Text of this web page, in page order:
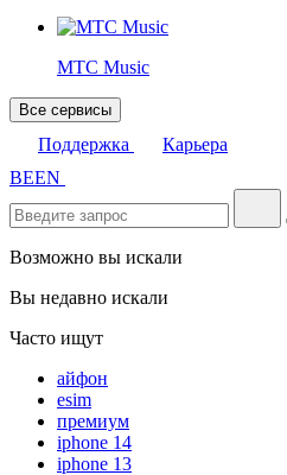
МТС Music
Все сервисы
Поддержка
Карьера
BEEN
Возможно вы искали
Вы недавно искали
Часто ищут
айфон
esim
премиум
iphone 14
iphone 13